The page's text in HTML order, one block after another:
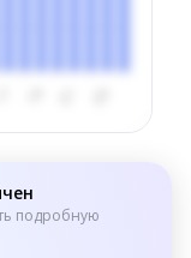
подробную